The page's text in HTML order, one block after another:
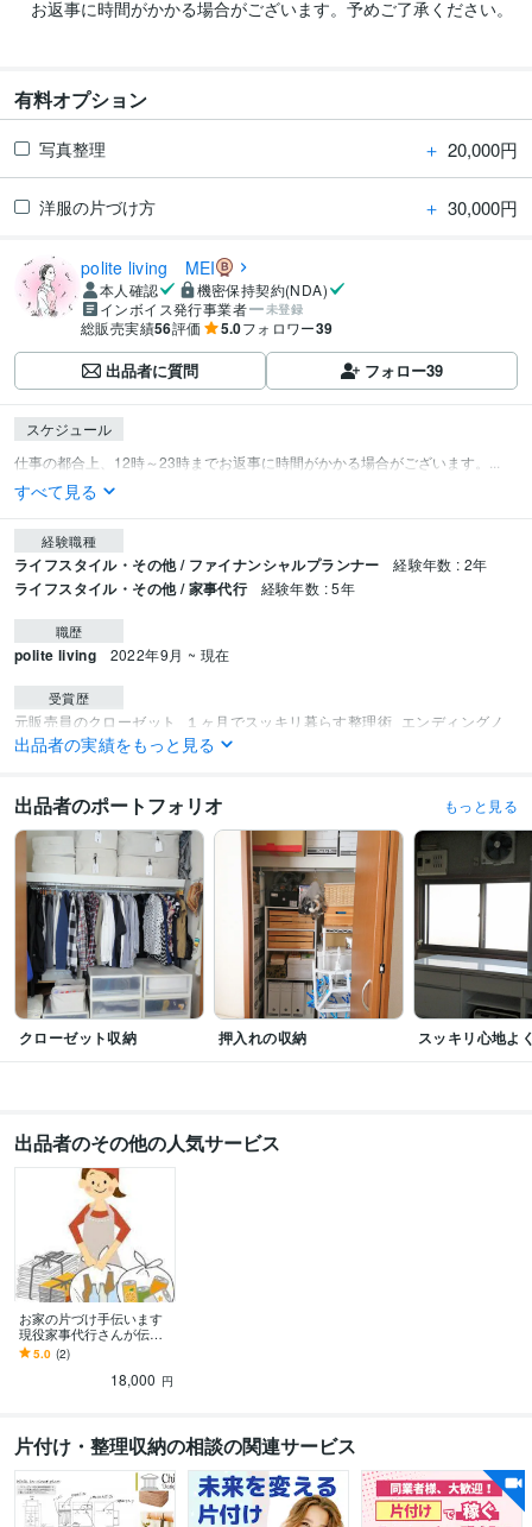
お返事に時間がかかる場合がございます。予めご了承ください。
有料オプション
写真整理 ＋ 20,000円
洋服の片づけ方 ＋ 30,000円
polite living MEI
本人確認
機密保持契約(NDA)
インボイス発行事業者
未登録
総販売実績56評価 5.0フォロワー39
出品者に質問 フォロー39
スケジュール
すべて見る
経験職種
ライフスタイル・その他 / ファイナンシャルプランナー 経験年数 : 2年
ライフスタイル・その他 / 家事代行 経験年数 : 5年
職歴
polite living 2022年9月 ~ 現在
受賞歴
元販売員のクローゼット １ヶ月でスッキリ暮らす整理術 エンディングノ
ートの書き方 終活の始め方 こんな時の整理収納術
色彩検定2級 取得年 : 2013年
毒物劇物取扱責任者 取得年 : 2015年
2級FP技能士 取得年 : 2015年
終活アドバイザー 取得年 : 2016年
遺品整理士 取得年 : 2020年
得意分野
資産運用・副業の相談 エンディングノートの書き方
生前整理 終活 エンディングノート
住まい・美容・生活相談 整理収納アドバイス
家事代行 整理収納
出品者の実績をもっと見る
出品者のポートフォリオ もっと見る
クローゼット収納 押入れの収納 スッキリ心地よ
出品者のその他の人気サービス
お家の片づけ手伝います
現役家事代行さんが伝え
る片づけの方法。一か所
から始めよう。
5.0 (2)
18,000 円
片付け・整理収納の相談の関連サービス